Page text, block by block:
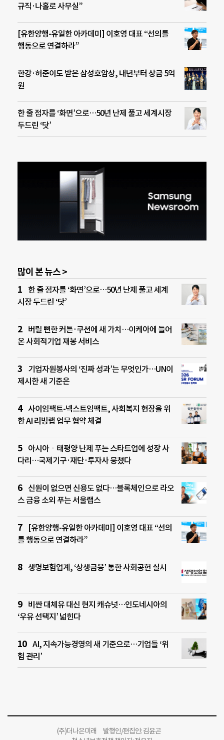
규직·나홀로 사무실”
[유한양행-유일한 아카데미] 이호영 대표 “선의를
행동으로 연결하라”
한강·허준이도 받은 삼성호암상, 내년부터 상금 5억
원
한 줄 점자를 ‘화면’으로…50년 난제 풀고 세계시장
두드린 ‘닷’
많이 본 뉴스 >
한 줄 점자를 ‘화면’으로…50년 난제 풀고 세계
시장 두드린 ‘닷’
버릴 뻔한 커튼·쿠션에 새 가치…이케아에 들어
온 사회적기업 재봉 서비스
기업자원봉사의 ‘진짜 성과’는 무엇인가…UN이
제시한 새 기준은
사이임팩트-넥스트임팩트, 사회복지 현장을 위
한 AI 리빙랩 업무 협약 체결
아시아ㆍ태평양 난제 푸는 스타트업에 성장 사
다리…국제기구·재단·투자사 뭉쳤다
신원이 없으면 신용도 없다…블록체인으로 라오
스 금융 소외 푸는 서울랩스
[유한양행-유일한 아카데미] 이호영 대표 “선의
를 행동으로 연결하라”
생명보험업계, ‘상생금융’ 통한 사회공헌 실시
비싼 대체유 대신 현지 캐슈넛…인도네시아의
‘우유 선택지’ 넓힌다
AI, 지속가능경영의 새 기준으로…기업들 ‘위
험 관리’
(주)더나은미래 발행인/편집인: 김윤곤